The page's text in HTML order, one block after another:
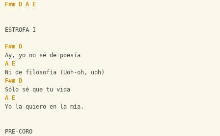
F#m D A E
ESTROFA I
F#m
D
Ay, yo no sé de poesía
A
E
Ni de filosofía (Uoh-oh, uoh)
F#m
D
Sólo sé que tu vida
A
E
Yo la quiero en la mía.
PRE-CORO